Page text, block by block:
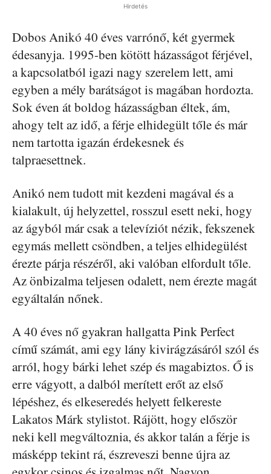
Hirdetés
Dobos Anikó 40 éves varrónő, két gyermek
édesanyja. 1995-ben kötött házasságot férjével,
a kapcsolatból igazi nagy szerelem lett, ami
egyben a mély barátságot is magában hordozta.
Sok éven át boldog házasságban éltek, ám,
ahogy telt az idő, a férje elhidegült tőle és már
nem tartotta igazán érdekesnek és
talpraesettnek.
Anikó nem tudott mit kezdeni magával és a
kialakult, új helyzettel, rosszul esett neki, hogy
az ágyból már csak a televíziót nézik, fekszenek
egymás mellett csöndben, a teljes elhidegülést
érezte párja részéről, aki valóban elfordult tőle.
Az önbizalma teljesen odalett, nem érezte magát
egyáltalán nőnek.
A 40 éves nő gyakran hallgatta Pink Perfect
című számát, ami egy lány kivirágzásáról szól és
arról, hogy bárki lehet szép és magabiztos. Ő is
erre vágyott, a dalból merített erőt az első
lépéshez, és elkeseredés helyett felkereste
Lakatos Márk stylistot. Rájött, hogy először
neki kell megváltoznia, és akkor talán a férje is
másképp tekint rá, észreveszi benne újra az